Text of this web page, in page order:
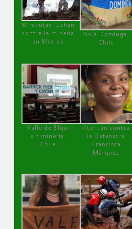
Wirakutas luchan
contra la minería
en México
No a Dominga,
Chile
Valle de Elqui
sin minería.
Chile
Atentan contra
la Defensora
Francisca
Márquez